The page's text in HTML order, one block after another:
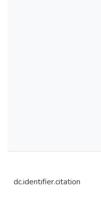
dc.identifier.citation